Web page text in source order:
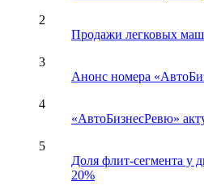
2
Продажи легковых
3
Анонс номера
4
«АвтоБизнесРевю»
5
Доля флит-сегмента у
20%